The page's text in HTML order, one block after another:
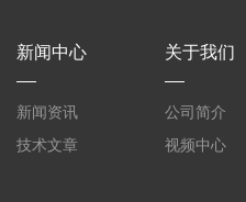
新闻中心
新闻资讯
技术文章
关于我们
公司简介
视频中心